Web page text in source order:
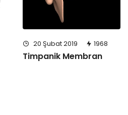
20 Şubat 2019 1968
Timpanik Membran